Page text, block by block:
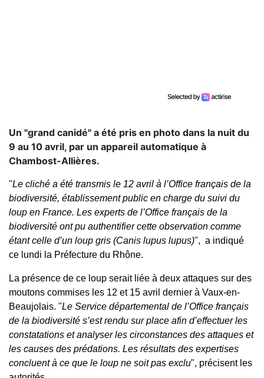
Un "grand canidé" a été pris en photo dans la nuit du
9 au 10 avril, par un appareil automatique à
Chambost-Allières.
"Le cliché a été transmis le 12 avril à l’Office français de la
biodiversité, établissement public en charge du suivi du
loup en France. Les experts de l’Office français de la
biodiversité ont pu authentifier cette observation comme
étant celle d’un loup gris (Canis lupus lupus)", a indiqué
ce lundi la Préfecture du Rhône.
La présence de ce loup serait liée à deux attaques sur des
moutons commises les 12 et 15 avril dernier à Vaux-en-
Beaujolais. "Le Service départemental de l’Office français
de la biodiversité s’est rendu sur place afin d’effectuer les
constatations et analyser les circonstances des attaques et
les causes des prédations. Les résultats des expertises
concluent à ce que le loup ne soit pas exclu", précisent les